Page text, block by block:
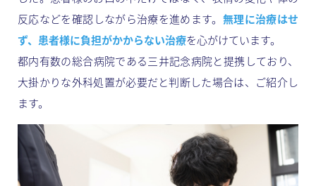
反応などを確認しながら治療を進めます。 無理に治療はせ
ず、患者様に負担がかからない治療を心がけています。
都内有数の総合病院である三井記念病院と提携しており、
大掛かりな外科処置が必要だと判断した場合は、ご紹介し
ます。